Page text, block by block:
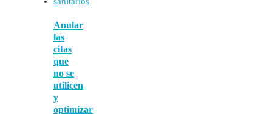
Anular
las
citas
que
no se
utilicen
y
optimizar